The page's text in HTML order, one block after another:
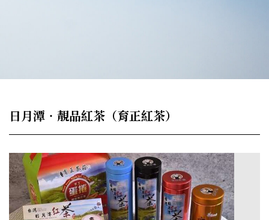
日月潭‧靚品紅茶（育正紅茶）